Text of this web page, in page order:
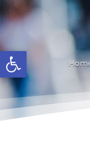
Abrir barra de